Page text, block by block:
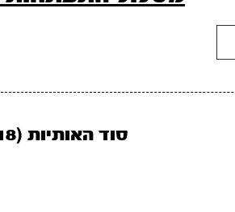
סוד האותיות (18)